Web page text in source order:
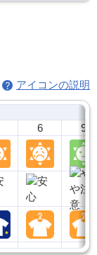
アイコンの説明
6 9